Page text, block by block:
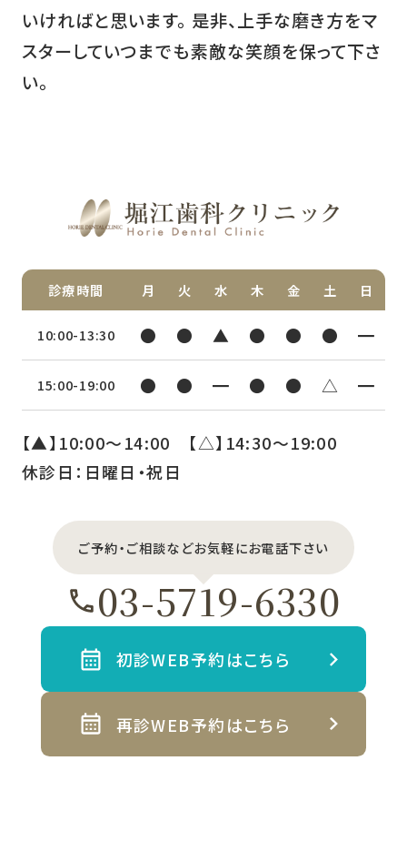
いければと思います。 是非、上手な磨き方をマ
スターしていつまでも素敵な笑顔を保って下さ
い。
診療時間 月 火 水 木 金 土 日
10:00-13:30 ● ● ▲ ● ● ● ━
15:00-19:00 ● ● ━ ● ● △ ━
【▲】10:00〜14:00 【△】14:30〜19:00
休診日：日曜日・祝日
ご予約・ご相談などお気軽にお電話下さい
03-5719-6330
初診WEB予約はこちら
再診WEB予約はこちら